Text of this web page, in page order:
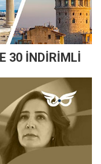
30 İNDİRİMLİ